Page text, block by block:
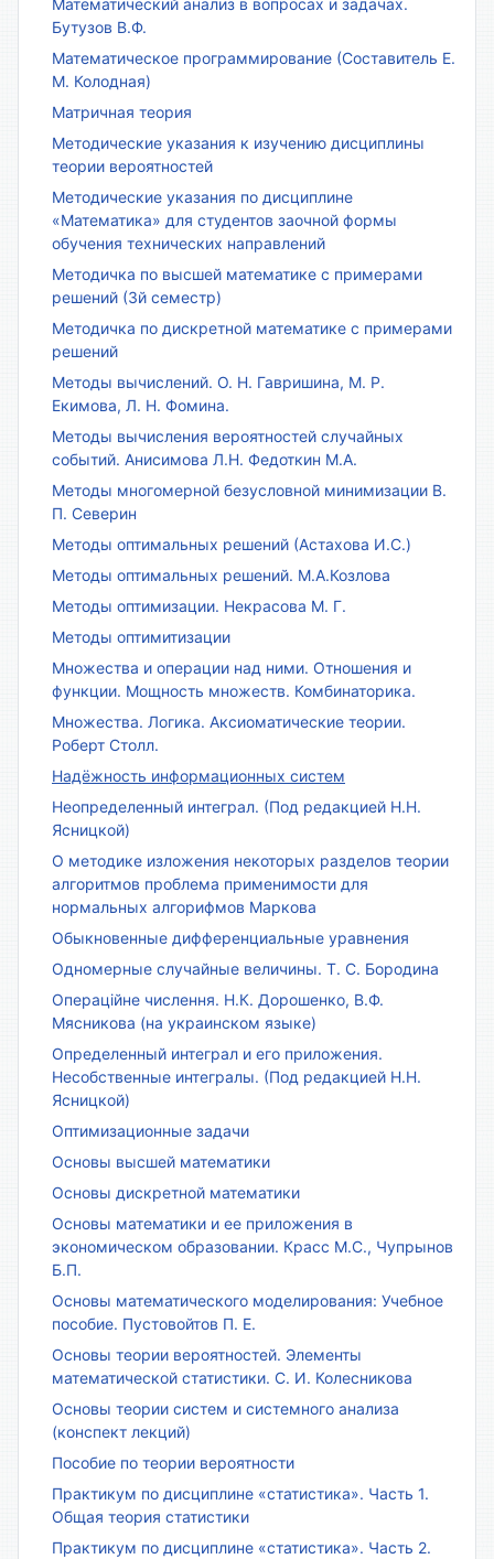
Математический анализ в вопросах и задачах.
Бутузов В.Ф.
Математическое программирование (Составитель Е.
М. Колодная)
Матричная теория
Методические указания к изучению дисциплины
теории вероятностей
Методические указания по дисциплине
«Математика» для студентов заочной формы
обучения технических направлений
Методичка по высшей математике с примерами
решений (3й семестр)
Методичка по дискретной математике с примерами
решений
Методы вычислений. О. Н. Гавришина, М. Р.
Екимова, Л. Н. Фомина.
Методы вычисления вероятностей случайных
событий. Анисимова Л.Н. Федоткин М.А.
Методы многомерной безусловной минимизации В.
П. Северин
Методы оптимальных решений (Астахова И.С.)
Методы оптимальных решений. М.А.Козлова
Методы оптимизации. Некрасова М. Г.
Методы оптимитизации
Множества и операции над ними. Отношения и
функции. Мощность множеств. Комбинаторика.
Множества. Логика. Аксиоматические теории.
Роберт Столл.
Надёжность информационных систем
Неопределенный интеграл. (Под редакцией Н.Н.
Ясницкой)
О методике изложения некоторых разделов теории
алгоритмов проблема применимости для
нормальных алгорифмов Маркова
Обыкновенные дифференциальные уравнения
Одномерные случайные величины. Т. С. Бородина
Операційне числення. Н.К. Дорошенко, В.Ф.
Мясникова (на украинском языке)
Определенный интеграл и его приложения.
Несобственные интегралы. (Под редакцией Н.Н.
Ясницкой)
Оптимизационные задачи
Основы высшей математики
Основы дискретной математики
Основы математики и ее приложения в
экономическом образовании. Красс М.С., Чупрынов
Б.П.
Основы математического моделирования: Учебное
пособие. Пустовойтов П. Е.
Основы теории вероятностей. Элементы
математической статистики. С. И. Колесникова
Основы теории систем и системного анализа
(конспект лекций)
Пособие по теории вероятности
Практикум по дисциплине «статистика». Часть 1.
Общая теория статистики
Практикум по дисциплине «статистика». Часть 2.